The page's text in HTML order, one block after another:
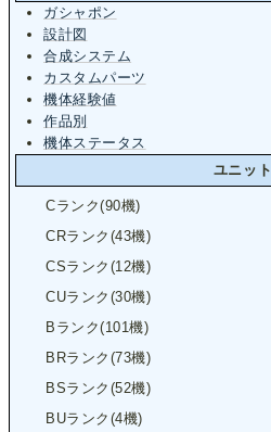
ガシャポン
設計図
合成システム
カスタムパーツ
機体経験値
作品別
機体ステータス
ユニット
Cランク(90機)
CRランク(43機)
CSランク(12機)
CUランク(30機)
Bランク(101機)
BRランク(73機)
BSランク(52機)
BUランク(4機)